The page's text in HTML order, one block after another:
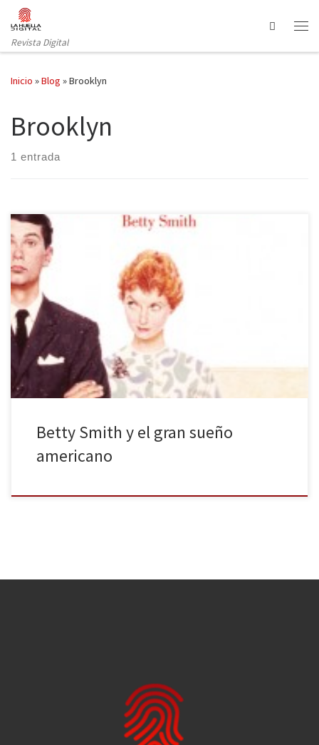
Saltar al contenido
Revista Digital
Search
Inicio »Blog »Brooklyn
Brooklyn
1 entrada
La editorial Lumen publica la segunda obra de Betty Smith:
Mañana puede ser un gran día (1948). Con la primera, Un árbol
crece en Brooklyn (1943), logró un éxito abrumador,
convirtiéndose en un personaje público y teniendo la oportunidad
de desarrollar su carrera de novelista. Margy Shannon es una joven
[…]
Betty Smith y el gran sueño
americano